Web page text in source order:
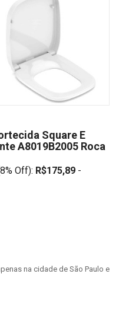
Square E
A8019B2005 Roca
Off): R$175,89 -
na cidade de São Paulo e